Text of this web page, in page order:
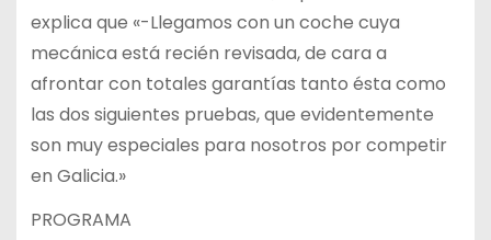
explica que «-Llegamos con un coche cuya
mecánica está recién revisada, de cara a
afrontar con totales garantías tanto ésta como
las dos siguientes pruebas, que evidentemente
son muy especiales para nosotros por competir
en Galicia.»
PROGRAMA